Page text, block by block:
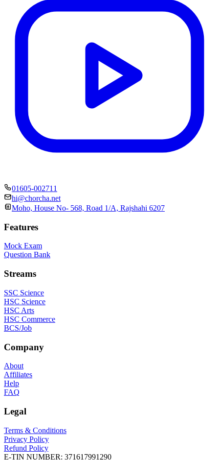
01605-002711
hi@chorcha.net
Moho, House No- 568, Road 1/A, Rajshahi 6207
Features
Mock Exam
Question Bank
Streams
SSC Science
HSC Science
HSC Arts
HSC Commerce
BCS/Job
Company
About
Affiliates
Help
FAQ
Legal
Terms & Conditions
Privacy Policy
Refund Policy
E-TIN NUMBER: 371617991290